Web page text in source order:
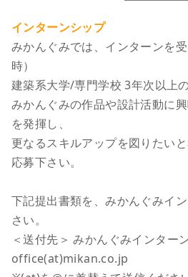
インターンシップ
みかんぐみでは、インターンを
時）
建築系大学/専門学校 3年次以上
みかんぐみの作品や設計活動に
を発揮し、
更なるスキルアップを図りたい
応募下さい。
下記提出書類を、みかんぐみイ
さい。
＜送付先＞ みかんぐみインター
office(at)mikan.co.jp